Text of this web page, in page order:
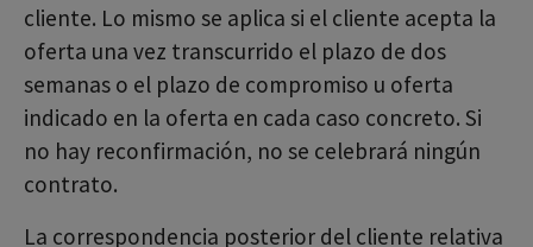
cliente. Lo mismo se aplica si el cliente acepta la
oferta una vez transcurrido el plazo de dos
semanas o el plazo de compromiso u oferta
indicado en la oferta en cada caso concreto. Si
no hay reconfirmación, no se celebrará ningún
contrato.
La correspondencia posterior del cliente relativa